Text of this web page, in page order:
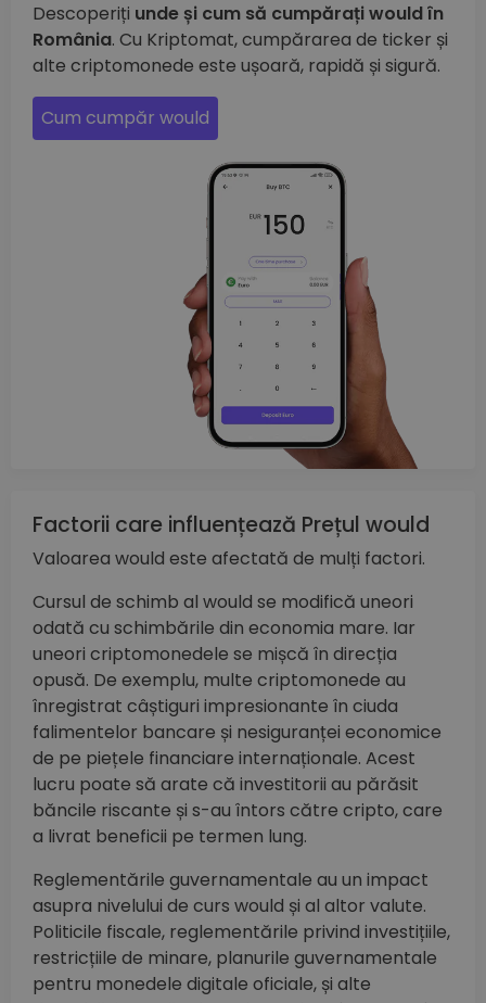
Descoperiți unde și cum să cumpărați would în
România. Cu Kriptomat, cumpărarea de ticker și
alte criptomonede este ușoară, rapidă și sigură.
Cum cumpăr would
Factorii care influențează Prețul would
Valoarea would este afectată de mulți factori.
Cursul de schimb al would se modifică uneori
odată cu schimbările din economia mare. Iar
uneori criptomonedele se mișcă în direcția
opusă. De exemplu, multe criptomonede au
înregistrat câștiguri impresionante în ciuda
falimentelor bancare și nesiguranței economice
de pe piețele financiare internaționale. Acest
lucru poate să arate că investitorii au părăsit
băncile riscante și s-au întors către cripto, care
a livrat beneficii pe termen lung.
Reglementările guvernamentale au un impact
asupra nivelului de curs would și al altor valute.
Politicile fiscale, reglementările privind investițiile,
restricțiile de minare, planurile guvernamentale
pentru monedele digitale oficiale, și alte